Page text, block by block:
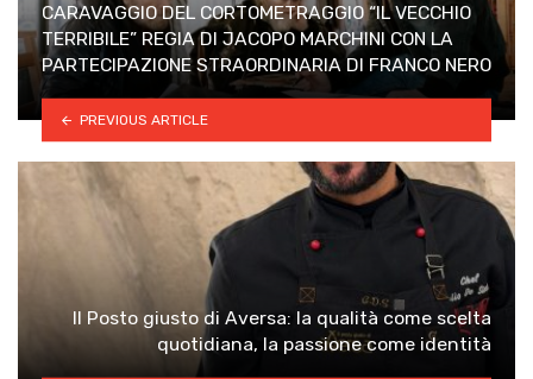
CARAVAGGIO DEL CORTOMETRAGGIO “IL VECCHIO
TERRIBILE” REGIA DI JACOPO MARCHINI CON LA
PARTECIPAZIONE STRAORDINARIA DI FRANCO NERO
PREVIOUS ARTICLE
Il Posto giusto di Aversa: la qualità come scelta
quotidiana, la passione come identità